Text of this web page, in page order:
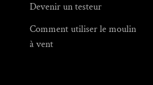
Devenir un testeur
Comment utiliser le moulin
à vent